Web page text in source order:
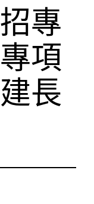
專
項
長